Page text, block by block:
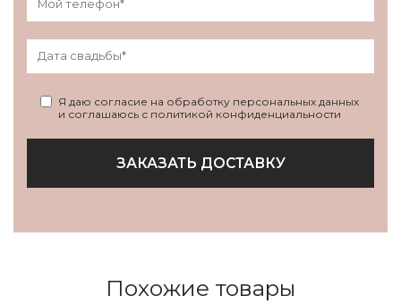
Я даю согласие на обработку персональных данных
и соглашаюсь с политикой конфиденциальности
ЗАКАЗАТЬ ДОСТАВКУ
Похожие товары